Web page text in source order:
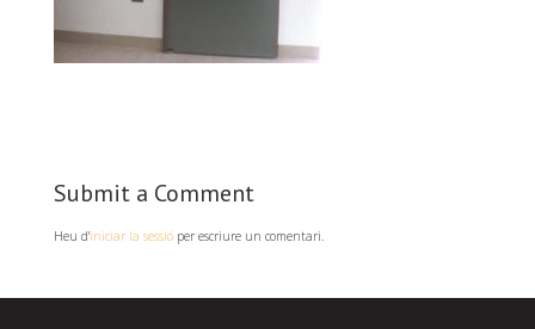
Submit a Comment
Heu d'iniciar la sessióper escriure un comentari.